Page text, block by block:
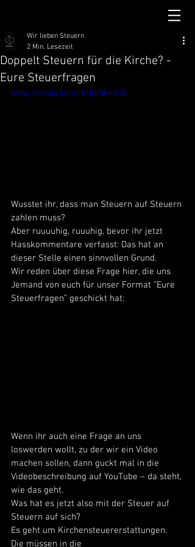
Doppelt Steuern für die Kirche? -
Eure Steuerfragen
Wir lieben Steuern
2 Min. Lesezeit
https://youtu.be/pnk1bhSFkmQ
Wusstet ihr, dass man Steuern auf Steuern
zahlen muss?
Aber ruuuuhig, ruuuhig, bevor ihr jetzt
Hasskommentare verfasst: Das hat an
dieser Stelle einen sinnvollen Grund.
Wir reden über diese Frage hier, die uns
Jemand von euch für unser Format “Eure
Steuerfragen” geschickt hat:
Wenn ihr auch eine Frage an uns
loswerden wollt, zu der wir ein Video
machen sollen, dann guckt mal in die
Videobeschreibung auf YouTube – da steht,
wie das geht.
Was hat es jetzt also mit der Steuer auf
Steuern auf sich?
Es geht um Kirchensteuererstattungen.
Die müssen in die